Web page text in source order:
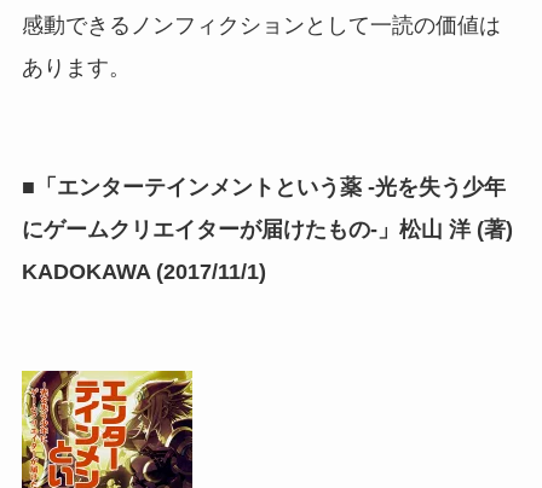
感動できるノンフィクションとして一読の価値は
あります。
■「エンターテインメントという薬 -光を失う少年
にゲームクリエイターが届けたもの-」松山 洋 (著)
KADOKAWA (2017/11/1)